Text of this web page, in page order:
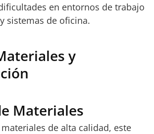
en entornos de trabajo
sistemas de oficina.
y
Materiales
de alta calidad, este